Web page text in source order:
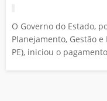
O Governo do Estado,
Planejamento, Gestão
PE), iniciou o